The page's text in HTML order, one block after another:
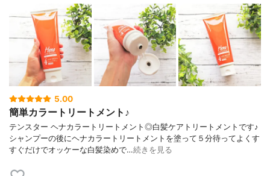
5.00
簡単カラートリートメント♪
テンスター ヘナカラートリートメント◎白髪ケアトリートメントです♪
シャンプーの後にヘナカラートリートメントを塗って５分待ってよくす
すぐだけでオッケーな白髪染めで…続きを見る